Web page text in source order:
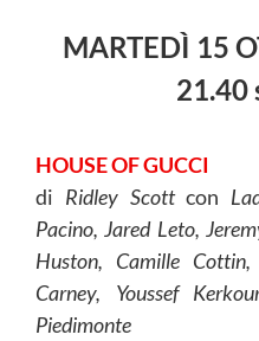
MARTEDÌ 15
21.40
HOUSE OF GUCCI
di Ridley Scottcon
Pacino, Jared Leto,
Huston, Camille
Carney, Youssef
Piedimonte